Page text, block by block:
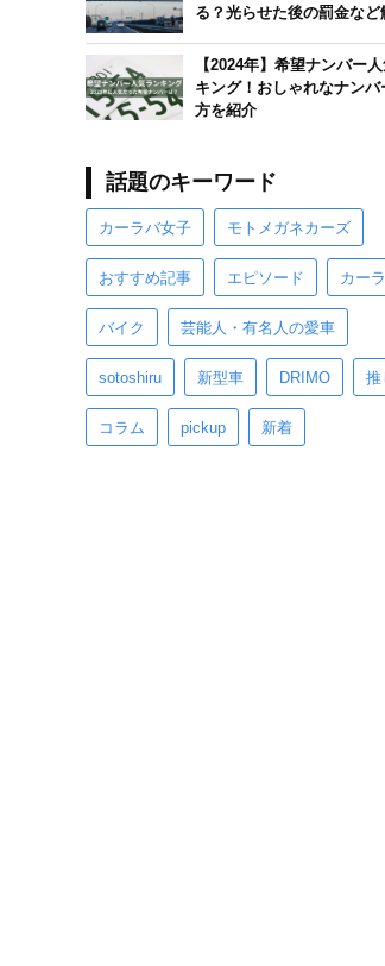
る？光らせた後の罰金など
【2024年】希望ナンバー
キング！おしゃれなナンバ
方を紹介
話題のキーワード
カーラバ女子 モトメガネカーズ
おすすめ記事 エピソード カー
バイク 芸能人・有名人の愛車
sotoshiru 新型車 DRIMO 推
コラム pickup 新着